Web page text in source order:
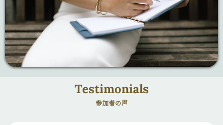
Testimonials
参加者の声